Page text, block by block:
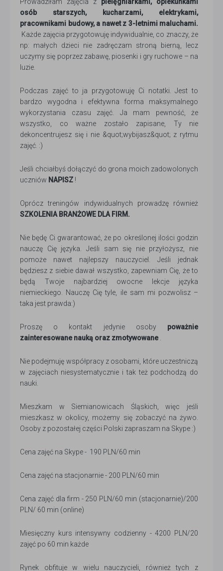
Prowadziłam zajęcia z pielęgniarkami, opiekunkami
osób starszych, kucharzami, elektrykami,
pracownikami budowy, a nawet z 3-letnimi maluchami.
Każde zajęcia przygotowuję indywidualnie, co znaczy, że
np: małych dzieci nie zadręczam stroną bierną, lecz
uczymy się poprzez zabawę, piosenki i gry ruchowe – na
luzie.
Podczas zajęć to ja przygotowuję Ci notatki. Jest to
bardzo wygodna i efektywna forma maksymalnego
wykorzystania czasu zajęć. Ja mam pewność, że
wszystko, co ważne zostało zapisane, Ty nie
dekoncentrujesz się i nie &quot;wybijasz&quot; z rytmu
zajęć. :)
Jeśli chciałbyś dołączyć do grona moich zadowolonych
uczniów NAPISZ !
Oprócz treningów indywidualnych prowadzę również
SZKOLENIA BRANŻOWE DLA FIRM.
Nie będę Ci gwarantować, że po określonej ilości godzin
nauczę Cię języka. Jeśli sam się nie przyłożysz, nie
pomoże nawet najlepszy nauczyciel. Jeśli jednak
będziesz z siebie dawał wszystko, zapewniam Cię, że to
będą Twoje najbardziej owocne lekcje języka
niemieckiego. Nauczę Cię tyle, ile sam mi pozwolisz –
taka jest prawda:)
Proszę o kontakt jedynie osoby poważnie
zainteresowane nauką oraz zmotywowane.
Nie podejmuję współpracy z osobami, które uczestniczą
w zajęciach niesystematycznie i tak też podchodzą do
nauki.
Mieszkam w Siemianowicach Śląskich, więc jeśli
mieszkasz w okolicy, możemy się zobaczyć na żywo.
Osoby z pozostałej części Polski zapraszam na Skype :)
Cena zajęć na Skype - 190 PLN/60 min
Cena zajęć na stacjonarnie - 200 PLN/60 min
Cena zajęć dla firm - 250 PLN/60 min (stacjonarnie)/200
PLN/ 60 min (online)
Miesięczny kurs intensywny codzienny - 4200 PLN/20
zajęć po 60 min każde
Rynek obfituje w wielu nauczycieli, również tych z